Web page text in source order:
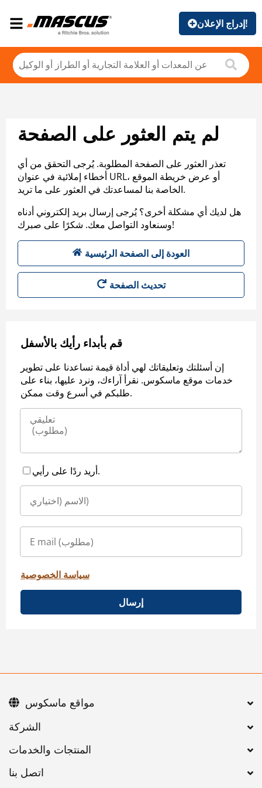
إدراج الإعلان!
لم يتم العثور على الصفحة
تعذر العثور على الصفحة المطلوبة. يُرجى التحقق من أي
أخطاء إملائية في عنوان URL، أو عرض خريطة الموقع
الخاصة بنا لمساعدتك في العثور على ما تريد.
هل لديك أي مشكلة أخرى؟ يُرجى إرسال بريد إلكتروني أدناه
وسنعاود التواصل معك. شكرًا على صبرك!
العودة إلى الصفحة الرئيسية
تحديث الصفحة
قم بأبداء رأيك بالأسفل
إن أسئلتك وتعليقاتك لهي أداة قيمة تساعدنا على تطوير
خدمات موقع ماسكوس. نقرأ آراءك، ونرد عليها، بناء على
طلبكم في أسرع وقت ممكن.
أريد ردًا على رأيي.
سياسة الخصوصية
إرسال
اتصل بنا
مواقع ماسكوس